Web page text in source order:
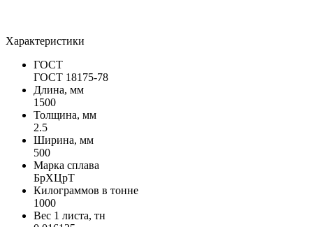
Характеристики
ГОСТ
ГОСТ 18175-78
Длина, мм
1500
Толщина, мм
2.5
Ширина, мм
500
Марка сплава
БрХЦрТ
Килограммов в тонне
1000
Вес 1 листа, тн